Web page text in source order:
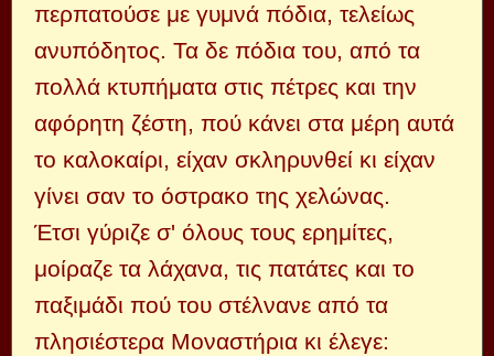
περπατούσε με γυμνά πόδια, τελείως
ανυπόδητος. Τα δε πόδια του, από τα
πολλά κτυπήματα στις πέτρες και την
αφόρητη ζέστη, πού κάνει στα μέρη αυτά
το καλοκαίρι, είχαν σκληρυνθεί κι είχαν
γίνει σαν το όστρακο της χελώνας.
Έτσι γύριζε σ' όλους τους ερημίτες,
μοίραζε τα λάχανα, τις πατάτες και το
παξιμάδι πού του στέλνανε από τα
πλησιέστερα Μοναστήρια κι έλεγε: